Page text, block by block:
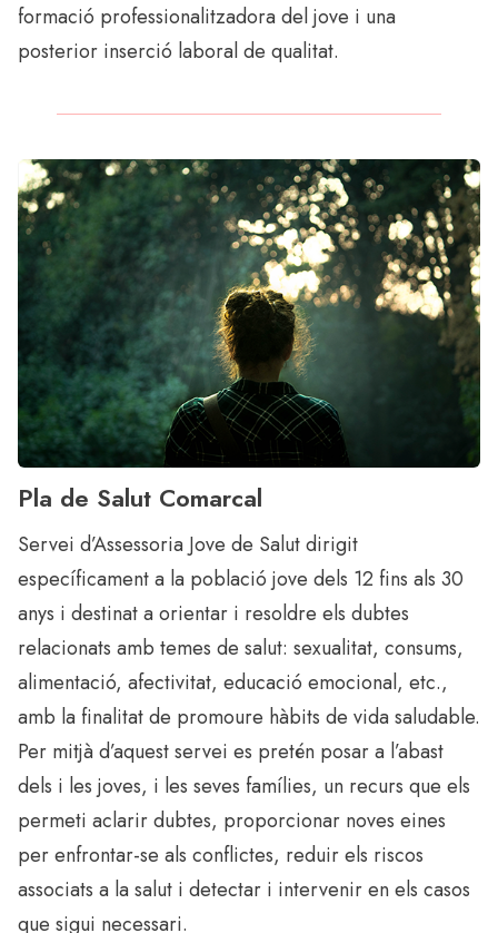
formació professionalitzadora del jove i una
posterior inserció laboral de qualitat.
Pla de Salut Comarcal
Servei d’Assessoria Jove de Salut dirigit
específicament a la població jove dels 12 fins als 30
anys i destinat a orientar i resoldre els dubtes
relacionats amb temes de salut: sexualitat, consums,
alimentació, afectivitat, educació emocional, etc.,
amb la finalitat de promoure hàbits de vida saludable.
Per mitjà d’aquest servei es pretén posar a l’abast
dels i les joves, i les seves famílies, un recurs que els
permeti aclarir dubtes, proporcionar noves eines
per enfrontar-se als conflictes, reduir els riscos
associats a la salut i detectar i intervenir en els casos
que sigui necessari.